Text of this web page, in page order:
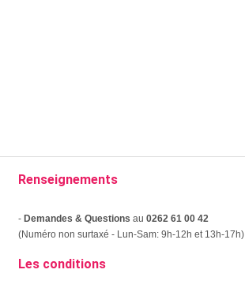
Renseignements
-Demandes & Questions au 0262 61 00 42
(Numéro non surtaxé - Lun-Sam: 9h-12h et 13h-17h)
Les conditions